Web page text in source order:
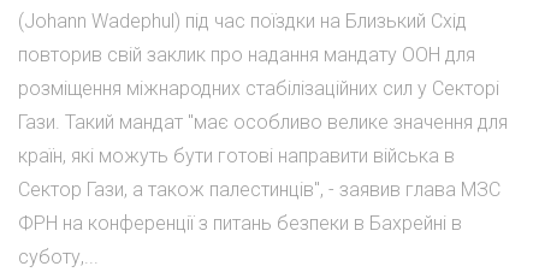
(Johann Wadephul) під час поїздки на Близький Схід
повторив свій заклик про надання мандату ООН для
розміщення міжнародних стабілізаційних сил у Секторі
Гази. Такий мандат "має особливо велике значення для
країн, які можуть бути готові направити війська в
Сектор Гази, а також палестинців", - заявив глава МЗС
ФРН на конференції з питань безпеки в Бахрейні в
суботу,...